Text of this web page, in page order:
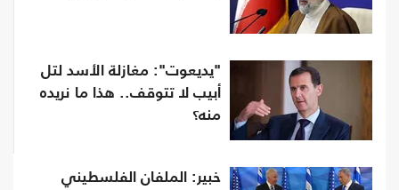
"يديعوت": مغازلة الأسد لتل
أبيب لا تتوقف.. هذا ما نريده
منه؟
خبير: الملفان الفلسطيني